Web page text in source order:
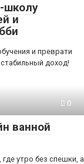
школу
и
и преврати
доход!
0
ванной
утро без спешки, а